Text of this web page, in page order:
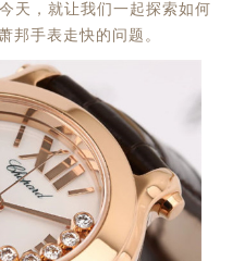
天，就让我们一起探索如何
手表走快的问题。